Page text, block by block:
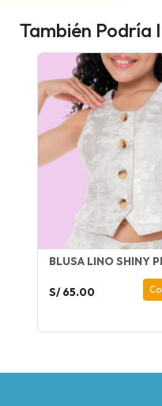
También Podría
BLUSA LINO SHINY
S/ 65.00